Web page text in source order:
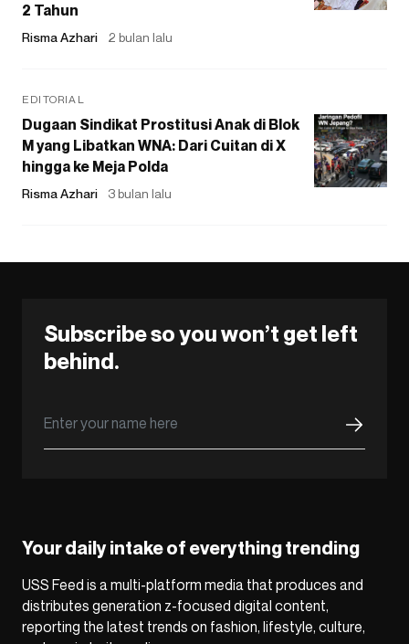
2 Tahun
Risma Azhari 2 bulan lalu
EDITORIAL
Dugaan Sindikat Prostitusi Anak di Blok
M yang Libatkan WNA: Dari Cuitan di X
hingga ke Meja Polda
Risma Azhari 3 bulan lalu
Subscribe so you won’t get left
behind.
Your daily intake of everything trending
USS Feed is a multi-platform media that produces and
distributes generation z-focused digital content,
reporting the latest trends on fashion, lifestyle, culture,